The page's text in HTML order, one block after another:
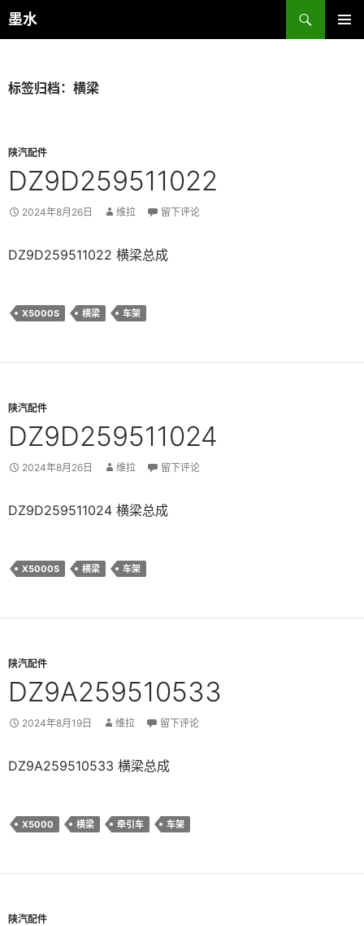
跳
至
墨水
搜
索
标签归档：横梁
陕汽配件
DZ9D259511022
2024年8月26日 维拉 留下评论
DZ9D259511022 横梁总成
X5000S 横梁 车架
陕汽配件
DZ9D259511024
2024年8月26日 维拉 留下评论
DZ9D259511024 横梁总成
X5000S 横梁 车架
陕汽配件
DZ9A259510533
2024年8月19日 维拉 留下评论
DZ9A259510533 横梁总成
X5000 横梁 牵引车 车架
陕汽配件